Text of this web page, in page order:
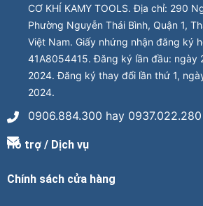
CƠ KHÍ KAMY TOOLS. Địa chỉ: 290
Phường Nguyễn Thái Bình, Quận 1,
Việt Nam. Giấy nhứng nhận đăng ký
41A8054415. Đăng ký lần đầu: ngày
2024. Đăng ký thay đổi lần thứ 1,
2024.
0906.884.300 hay 0937.022.280
Hỗ trợ / Dịch vụ
Chính sách cửa hàng